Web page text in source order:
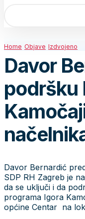
Home Objave Izdvojeno
Davor
podršku
Davor Bernardić
SDP RH Zagreb je
da se uključi i da
programa Igora
općine Centar na